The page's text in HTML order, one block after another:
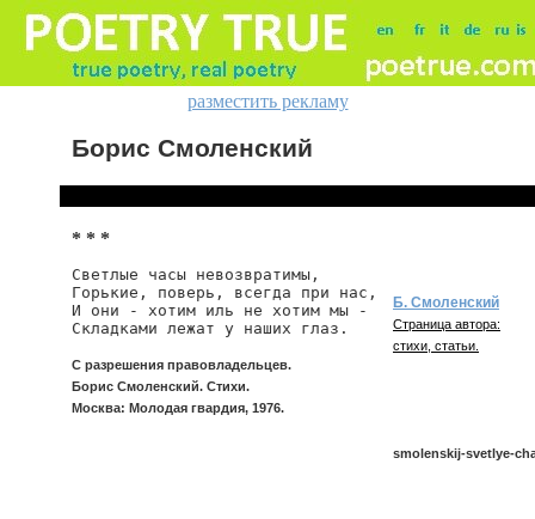
разместить рекламу
Борис Смоленский
* * *
Светлые часы невозвратимы,
Горькие, поверь, всегда при нас,
И они - хотим иль не хотим мы -
Складками лежат у наших глаз.
С разрешения правовладельцев.
Борис Смоленский. Стихи.
Москва: Молодая гвардия, 1976.
Б. Смоленский
Страница автора:
стихи, статьи.
smolenskij-svetlye-